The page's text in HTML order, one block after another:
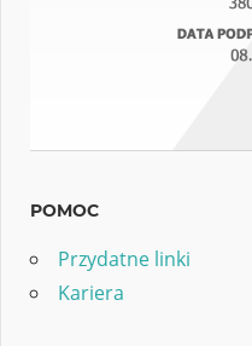
POMOC
Przydatne linki
Kariera